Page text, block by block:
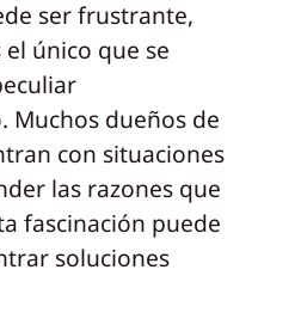
ser frustrante,
único que se
Muchos dueños de
con situaciones
las razones que
fascinación puede
soluciones